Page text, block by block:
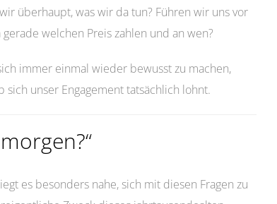
überhaupt, was wir da tun? Führen wir uns vor
welchen Preis zahlen und an wen?
immer einmal wieder bewusst zu machen,
unser Engagement tatsächlich lohnt.
es besonders nahe, sich mit diesen Fragen zu